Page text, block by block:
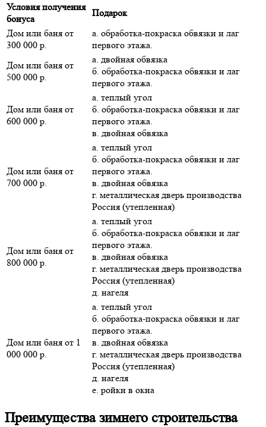
Условия получения
бонуса
Подарок
Дом или баня от
300 000 р.
а. обработка-покраска обвязки и лаг
первого этажа.
Дом или баня от
500 000 р.
а. двойная обвязка
б. обработка-покраска обвязки и лаг
первого этажа.
Дом или баня от
600 000 р.
а. теплый угол
б. обработка-покраска обвязки и лаг
первого этажа.
в. двойная обвязка
Дом или баня от
700 000 р.
а. теплый угол
б. обработка-покраска обвязки и лаг
первого этажа.
в. двойная обвязка
г. металлическая дверь производства
Россия (утепленная)
Дом или баня от
800 000 р.
а. теплый угол
б. обработка-покраска обвязки и лаг
первого этажа.
в. двойная обвязка
г. металлическая дверь производства
Россия (утепленная)
д. нагеля
Дом или баня от 1
000 000 р.
а. теплый угол
б. обработка-покраска обвязки и лаг
первого этажа.
в. двойная обвязка
г. металлическая дверь производства
Россия (утепленная)
д. нагеля
е. ройки в окна
Преимущества зимнего строительства